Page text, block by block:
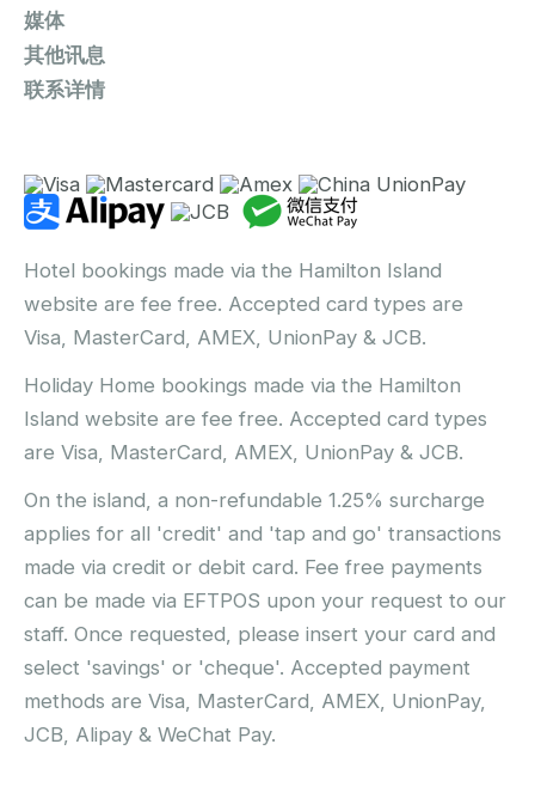
媒体
其他讯息
联系详情
Hotel bookings made via the Hamilton Island
website are fee free. Accepted card types are
Visa, MasterCard, AMEX, UnionPay & JCB.
Holiday Home bookings made via the Hamilton
Island website are fee free. Accepted card types
are Visa, MasterCard, AMEX, UnionPay & JCB.
On the island, a non-refundable 1.25% surcharge
applies for all 'credit' and 'tap and go' transactions
made via credit or debit card. Fee free payments
can be made via EFTPOS upon your request to our
staff. Once requested, please insert your card and
select 'savings' or 'cheque'. Accepted payment
methods are Visa, MasterCard, AMEX, UnionPay,
JCB, Alipay & WeChat Pay.